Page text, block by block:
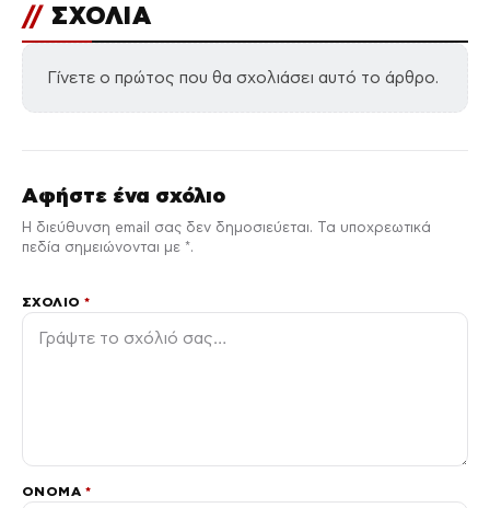
// ΣΧΟΛΙΑ
Γίνετε ο πρώτος που θα σχολιάσει αυτό το άρθρο.
Αφήστε ένα σχόλιο
Η διεύθυνση email σας δεν δημοσιεύεται. Τα υποχρεωτικά
πεδία σημειώνονται με *.
ΣΧΌΛΙΟ*
ΌΝΟΜΑ *